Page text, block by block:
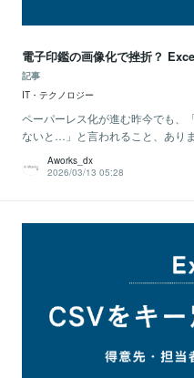
電子印鑑の画像化で挫折？
記事
IT・テクノロジー
ペーパーレス化が進む昨今でも、
ないと…」と言われること、あり
Aworks_dx
2026/03/13 05:28